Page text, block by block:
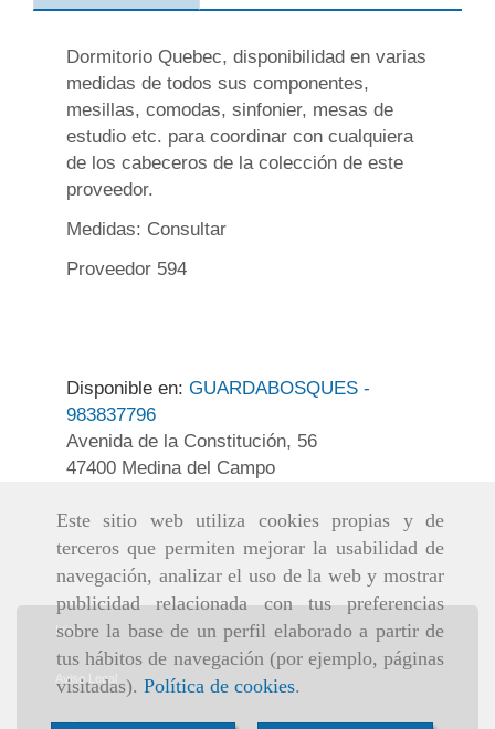
Este sitio web utiliza cookies propias y de
terceros que permiten mejorar la usabilidad de
navegación, analizar el uso de la web y mostrar
publicidad relacionada con tus preferencias
sobre la base de un perfil elaborado a partir de
tus hábitos de navegación (por ejemplo, páginas
visitadas). Política de cookies.
Dormitorio Quebec, disponibilidad en varias
medidas de todos sus componentes,
mesillas, comodas, sinfonier, mesas de
estudio etc. para coordinar con cualquiera
de los cabeceros de la colección de este
proveedor.
Medidas: Consultar
Proveedor 594
Disponible en: GUARDABOSQUES -
983837796
Avenida de la Constitución, 56
47400 Medina del Campo
Inicio
Aviso Legal